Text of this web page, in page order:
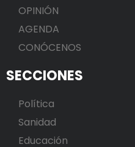
OPINIÓN
AGENDA
CONÓCENOS
SECCIONES
Política
Sanidad
Educación